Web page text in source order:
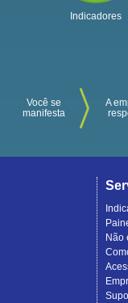
Indicadores
Você se
manifesta
A
Não